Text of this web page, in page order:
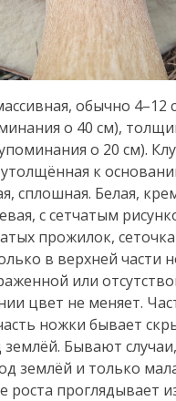
обычно 4–12
о 40 см),
о 20 см).
к
сплошная. Белая,
с сетчатым
прожилок,
в верхней части
или
цвет не меняет.
ножки бывает
Бывают
землёй и только
роста проглядывает